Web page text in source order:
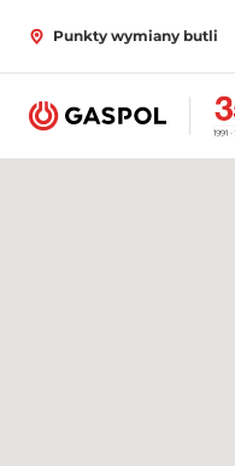
Punkty wymiany butli